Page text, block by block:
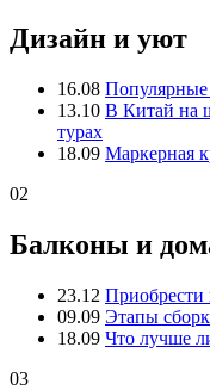
Дизайн и уют
16.08
13.10 В Китай на
турах
18.09 Маркерная
02
Балконы и
23.12 Приобрести
09.09 Этапы
18.09 Что лучше
03